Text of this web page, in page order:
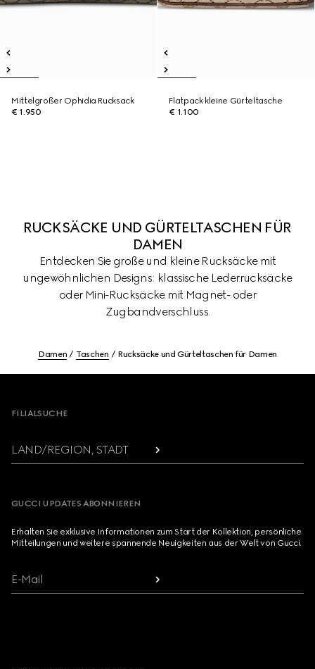
Mittelgroßer Ophidia Rucksack
€ 1.950
Flatpack kleine Gürteltasche
€ 1.100
RUCKSÄCKE UND GÜRTELTASCHEN FÜR
DAMEN
Entdecken Sie große und kleine Rucksäcke mit
ungewöhnlichen Designs: klassische Lederrucksäcke
oder Mini-Rucksäcke mit Magnet- oder
Zugbandverschluss.
Damen Taschen Rucksäcke und Gürteltaschen für Damen
FILIALSUCHE
LAND/REGION, STADT
GUCCI UPDATES ABONNIEREN
Erhalten Sie exklusive Informationen zum Start der Kollektion, persönliche
Mitteilungen und weitere spannende Neuigkeiten aus der Welt von Gucci.
E-Mail